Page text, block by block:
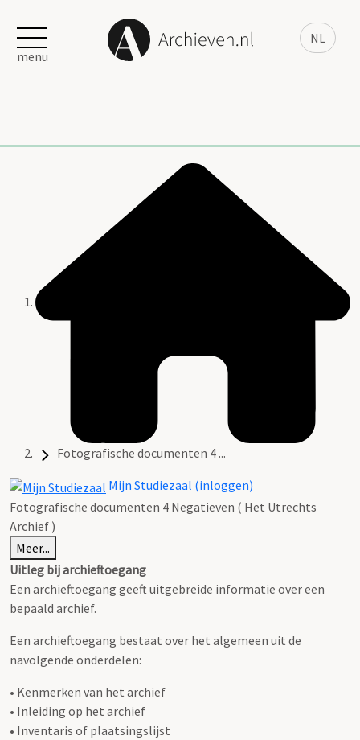
NL
menu
Fotografische documenten 4 ...
Mijn Studiezaal (inloggen)
Fotografische documenten 4 Negatieven ( Het Utrechts
Archief )
Meer...
Uitleg bij archieftoegang
Een archieftoegang geeft uitgebreide informatie over een
bepaald archief.
Een archieftoegang bestaat over het algemeen uit de
navolgende onderdelen:
• Kenmerken van het archief
• Inleiding op het archief
• Inventaris of plaatsingslijst